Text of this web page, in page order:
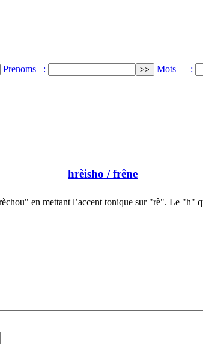
Prenoms : Mots :
hrèisho / frêne
en mettant l’accent tonique sur "rè". Le "h"